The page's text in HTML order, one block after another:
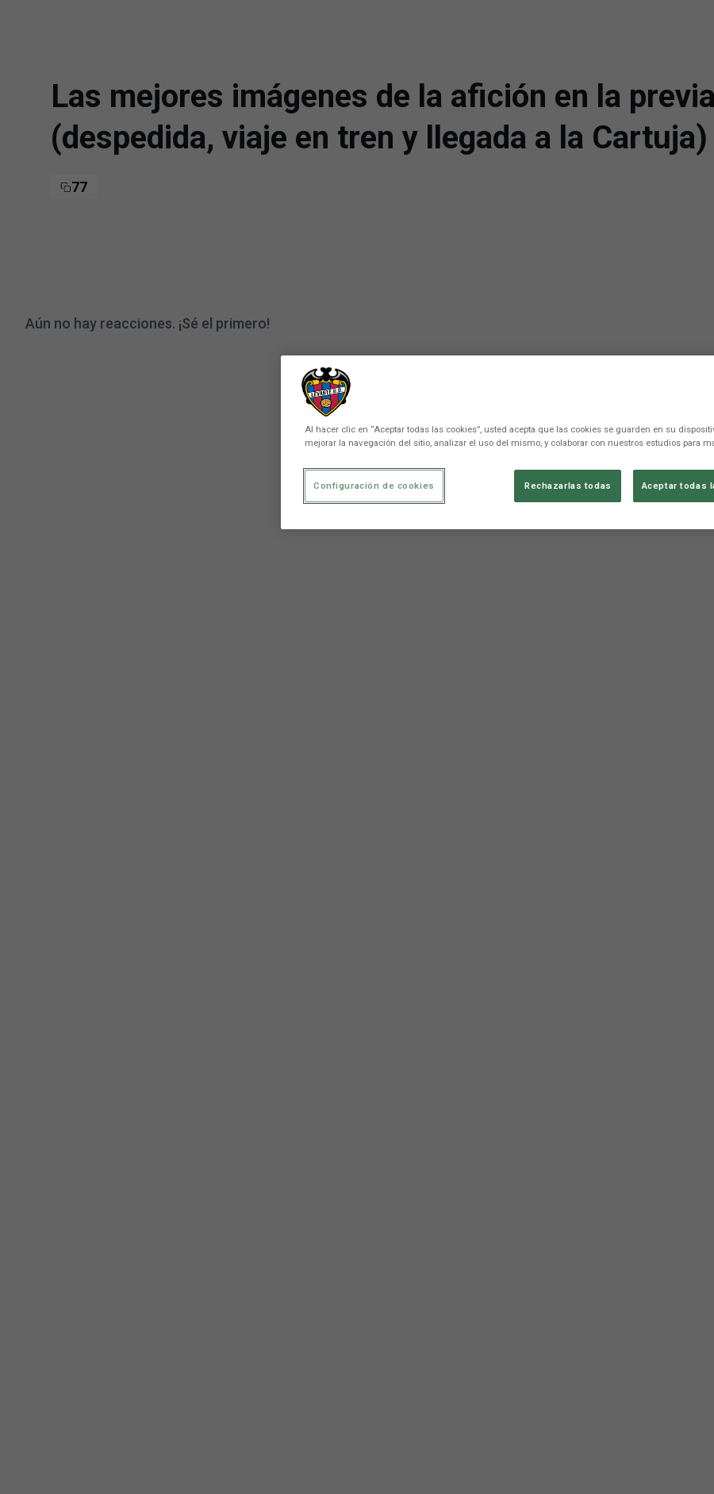
Las mejores imágenes de la afición en la
(despedida, viaje en tren y llegada a la Cartuja)
77
Aún no hay reacciones. ¡Sé el primero!
Al hacer clic en “Aceptar todas las cookies”, usted acepta que las cookies se guarden en su
mejorar la navegación del sitio, analizar el uso del mismo, y colaborar con nuestros estudios para
Rechazarlas todas Aceptar todas
Configuración de cookies